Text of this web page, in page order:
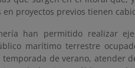
en proyectos previos tienen
han permitido realizar
marítimo terrestre
temporada de verano, atender